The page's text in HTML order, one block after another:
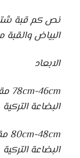
نص كم قبة
البياض
الابعاد
البضاعة التركية
البضاعة التركية